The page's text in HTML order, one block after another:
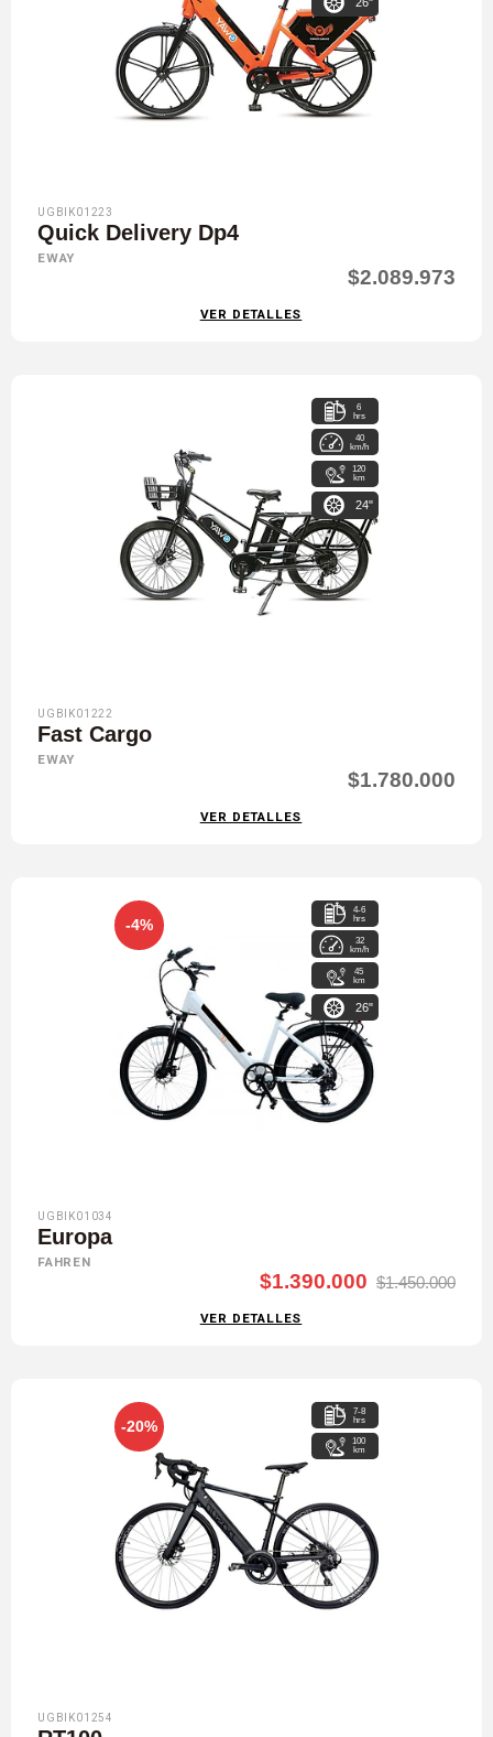
UGBIK01223
Quick Delivery Dp4
EWAY
$2.089.973
VER DETALLES
6
hrs
40
km/h
120
km
24"
UGBIK01222
Fast Cargo
EWAY
$1.780.000
VER DETALLES
-4%
4-6
hrs
32
km/h
45
km
26"
UGBIK01034
Europa
FAHREN
$1.390.000 $1.450.000
VER DETALLES
-20%
7-8
hrs
100
km
UGBIK01254